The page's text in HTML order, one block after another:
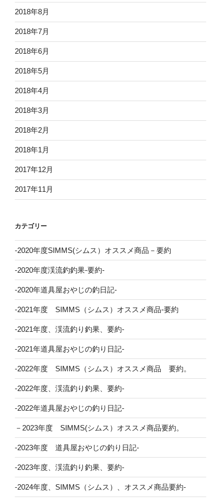
2018年8月
2018年7月
2018年6月
2018年5月
2018年4月
2018年3月
2018年2月
2018年1月
2017年12月
2017年11月
カテゴリー
-2020年度SIMMS(シムス）オススメ商品－要約
-2020年度渓流釣釣果-要約-
-2020年道具屋おやじの釣日記-
-2021年度 SIMMS（シムス）オススメ商品-要約
-2021年度、渓流釣り釣果、要約-
-2021年道具屋おやじの釣り日記-
-2022年度 SIMMS（シムス）オススメ商品 要約。
-2022年度、渓流釣り釣果、要約-
-2022年道具屋おやじの釣り日記-
－2023年度 SIMMS(シムス）オススメ商品要約。
-2023年度 道具屋おやじの釣り日記-
-2023年度、渓流釣り釣果、要約-
-2024年度、SIMMS（シムス）、オススメ商品要約-